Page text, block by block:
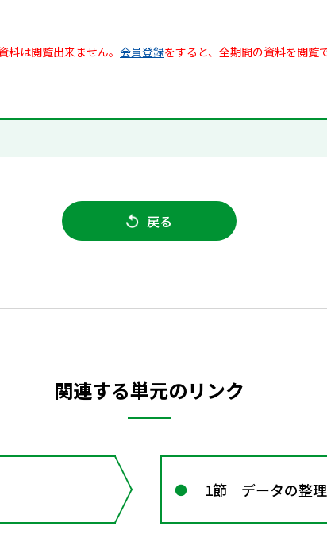
は閲覧出来ません。 会員登録をすると、全期間の資料を閲覧
戻る
関連する単元のリンク
1節 データの整